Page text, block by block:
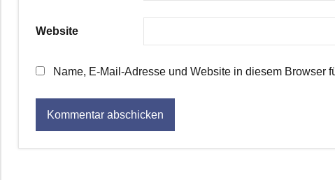
Website
Name, E-Mail-Adresse und Website in diesem Browser